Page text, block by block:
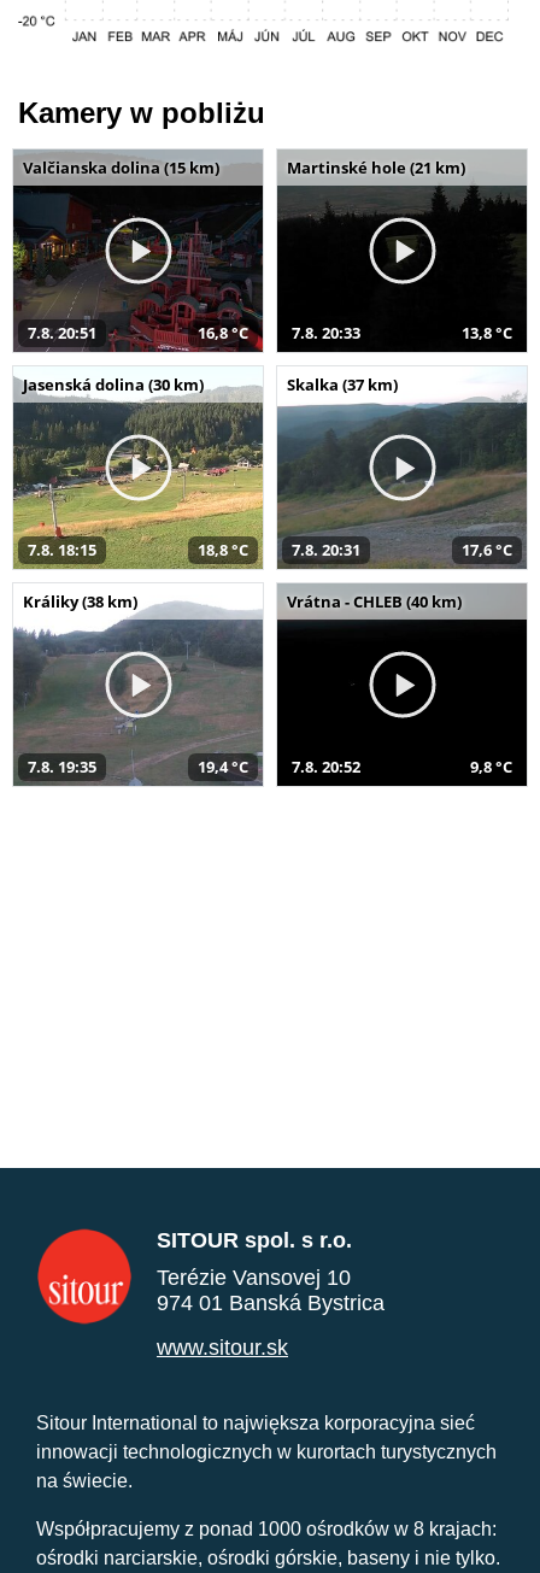
Kamery w pobliżu
Valčianska dolina (15 km)
7.8. 20:51 16,8 °C
Martinské hole (21 km)
7.8. 20:33 13,8 °C
Jasenská dolina (30 km)
7.8. 18:15 18,8 °C
Skalka (37 km)
7.8. 20:31 17,6 °C
Králiky (38 km)
7.8. 19:35 19,4 °C
Vrátna - CHLEB (40 km)
7.8. 20:52 9,8 °C
SITOUR spol. s r.o.
Terézie Vansovej 10
974 01 Banská Bystrica
www.sitour.sk
Sitour International to największa korporacyjna sieć
innowacji technologicznych w kurortach turystycznych
na świecie.
Współpracujemy z ponad 1000 ośrodków w 8 krajach:
ośrodki narciarskie, ośrodki górskie, baseny i nie tylko.